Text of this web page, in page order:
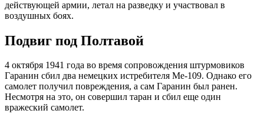
действующей армии, летал на разведку и участвовал в
воздушных боях.
Подвиг под Полтавой
4 октября 1941 года во время сопровождения штурмовиков
Гаранин сбил два немецких истребителя Me-109. Однако его
самолет получил повреждения, а сам Гаранин был ранен.
Несмотря на это, он совершил таран и сбил еще один
вражеский самолет.